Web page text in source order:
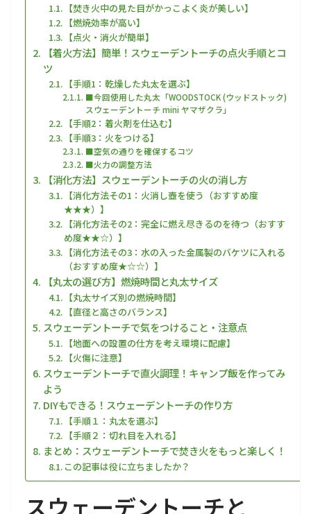
【焚き火中の見た目がかっこよく炎が美しい】
【燃焼効率が高い】
【点火・消火が簡単】
【着火方法】簡単！スウェーデントーチの点火手順とコ
ツ
【手順1：乾燥した丸太を選ぶ】
■今回使用した丸太「WOODSTOCK (ウッドストック)
スウェーデントーチ mini ヤマザクラ」
【手順2：着火剤を仕込む】
【手順3：火をつける】
■空気の通りを確保するコツ
■火力の調整方法
【消化方法】スウェーデントーチの火の消し方
【消化方法その1：火消し壺を使う（おすすめ度
★★★）】
【消化方法その2：完全に燃え尽きるのを待つ（おすす
め度★★☆）】
【消化方法その3：水の入った金属製のバケツに入れる
（おすすめ度★☆☆）】
【丸太の選び方】燃焼時間と丸太サイズ
【丸太サイズ別の燃焼時間】
【直径と高さのバランス】
スウェーデントーチで気をつけること・注意点
【地面への設置の仕方を考え環境に配慮】
【火傷に注意】
スウェーデントーチで直火調理！キャンプ飯を作ってみ
よう
DIYもできる！スウェーデントーチの作り方
【手順１：丸太を選ぶ】
【手順２：切れ目を入れる】
まとめ：スウェーデントーチで焚き火をもっと楽しく！
この記事は役に立ちましたか？
スウェーデントーチと